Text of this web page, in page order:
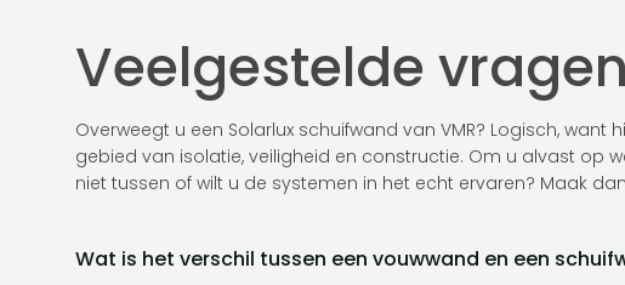
Veelgestelde
Overweegt u een Solarlux schuifwand van VMR? Logisch,
gebied van isolatie, veiligheid en constructie. Om u alvast op
niet tussen of wilt u de systemen in het echt ervaren? Maak
Wat is het verschil tussen een vouwwand en een